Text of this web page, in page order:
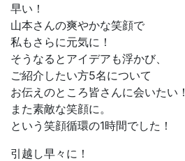
早い！
山本さんの爽やかな笑顔で
私もさらに元気に！
そうなるとアイデアも浮かび、
ご紹介したい方5名について
お伝えのところ皆さんに会いたい！
また素敵な笑顔に。
という笑顔循環の1時間でした！
引越し早々に！